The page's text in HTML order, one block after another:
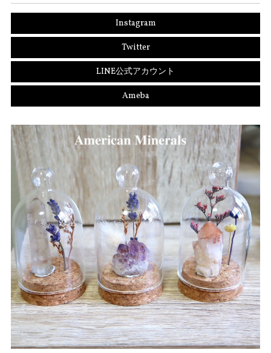
Instagram
Twitter
LINE公式アカウント
Ameba